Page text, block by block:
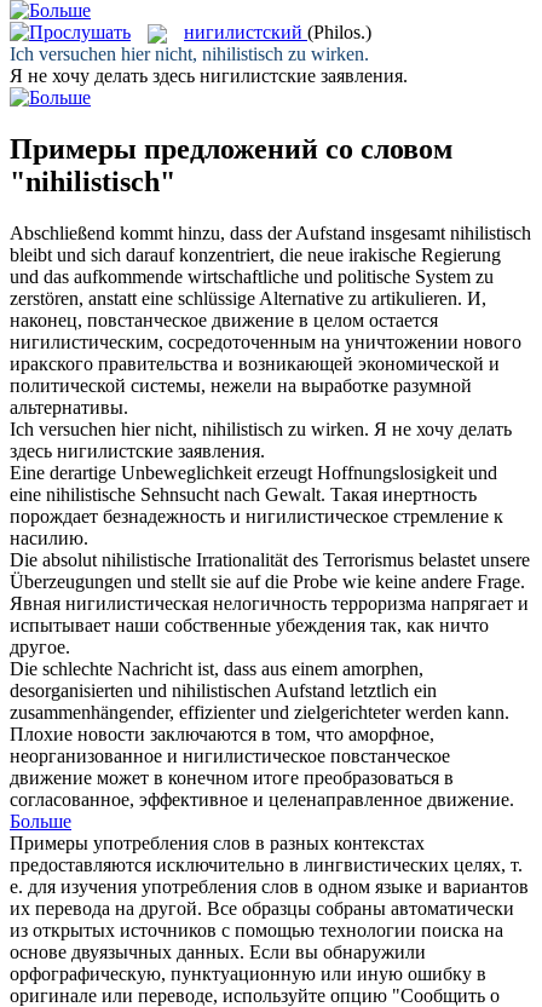
нигилистский (Philos.)
Ich versuchen hier nicht, nihilistisch zu wirken.
Я не хочу делать здесь нигилистские заявления.
Примеры предложений со словом
"nihilistisch"
Abschließend kommt hinzu, dass der Aufstand insgesamt nihilistisch
bleibt und sich darauf konzentriert, die neue irakische Regierung
und das aufkommende wirtschaftliche und politische System zu
zerstören, anstatt eine schlüssige Alternative zu artikulieren. И,
наконец, повстанческое движение в целом остается
нигилистическим, сосредоточенным на уничтожении нового
иракского правительства и возникающей экономической и
политической системы, нежели на выработке разумной
альтернативы.
Ich versuchen hier nicht, nihilistisch zu wirken. Я не хочу делать
здесь нигилистские заявления.
Eine derartige Unbeweglichkeit erzeugt Hoffnungslosigkeit und
eine nihilistische Sehnsucht nach Gewalt. Такая инертность
порождает безнадежность и нигилистическое стремление к
насилию.
Die absolut nihilistische Irrationalität des Terrorismus belastet unsere
Überzeugungen und stellt sie auf die Probe wie keine andere Frage.
Явная нигилистическая нелогичность терроризма напрягает и
испытывает наши собственные убеждения так, как ничто
другое.
Die schlechte Nachricht ist, dass aus einem amorphen,
desorganisierten und nihilistischen Aufstand letztlich ein
zusammenhängender, effizienter und zielgerichteter werden kann.
Плохие новости заключаются в том, что аморфное,
неорганизованное и нигилистическое повстанческое
движение может в конечном итоге преобразоваться в
согласованное, эффективное и целенаправленное движение.
Больше
Примеры употребления слов в разных контекстах
предоставляются исключительно в лингвистических целях, т.
е. для изучения употребления слов в одном языке и вариантов
их перевода на другой. Все образцы собраны автоматически
из открытых источников с помощью технологии поиска на
основе двуязычных данных. Если вы обнаружили
орфографическую, пунктуационную или иную ошибку в
оригинале или переводе, используйте опцию "Сообщить о